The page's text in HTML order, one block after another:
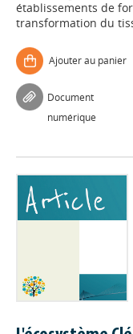
établissements de
transformation du
Ajouter au panier
Document
numérique